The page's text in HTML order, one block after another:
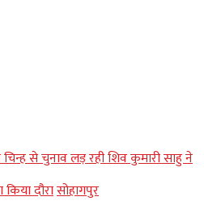
से चुनाव लड़ रही शिव कुमारी साहु ने
दौरासोहागपुर